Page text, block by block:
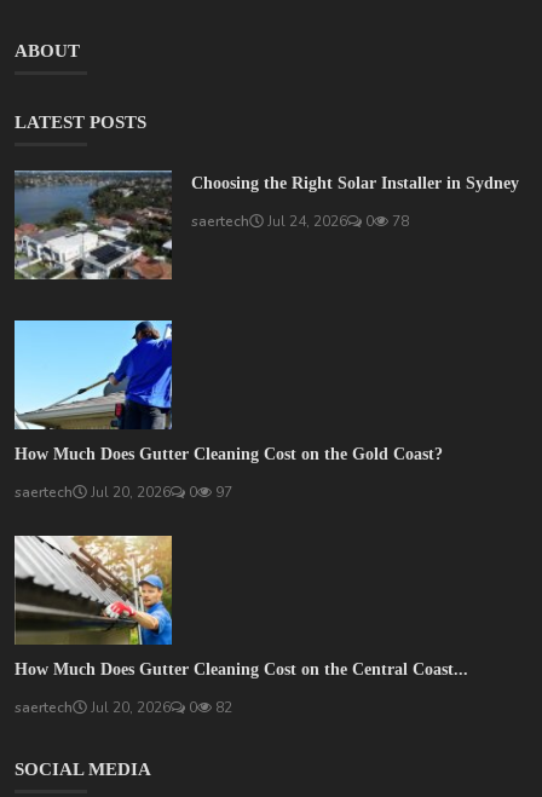
ABOUT
LATEST POSTS
Choosing the Right Solar Installer in Sydney
saertech Jul 24, 2026 0 78
How Much Does Gutter Cleaning Cost on the Gold Coast?
saertech Jul 20, 2026 0 97
How Much Does Gutter Cleaning Cost on the Central Coast...
saertech Jul 20, 2026 0 82
SOCIAL MEDIA